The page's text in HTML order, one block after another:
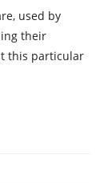
used by
their
this particular